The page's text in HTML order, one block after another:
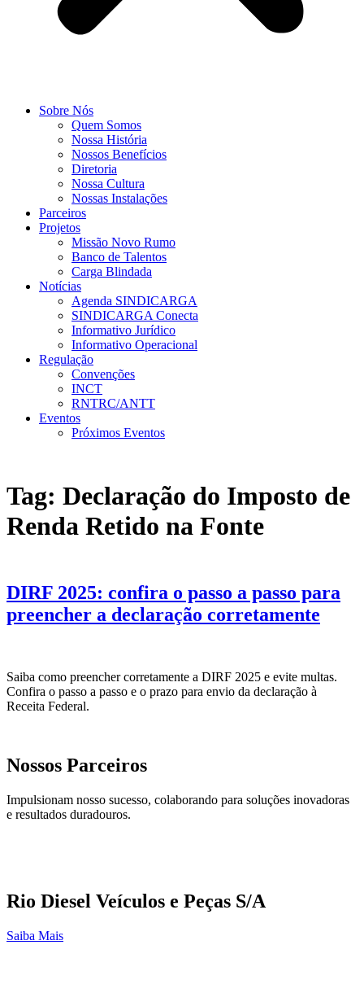
Sobre Nós
Quem Somos
Nossa História
Nossos Benefícios
Diretoria
Nossa Cultura
Nossas Instalações
Parceiros
Projetos
Missão Novo Rumo
Banco de Talentos
Carga Blindada
Notícias
Agenda SINDICARGA
SINDICARGA Conecta
Informativo Jurídico
Informativo Operacional
Regulação
Convenções
INCT
RNTRC/ANTT
Eventos
Próximos Eventos
Tag: Declaração do Imposto de
Renda Retido na Fonte
DIRF 2025: confira o passo a passo para
preencher a declaração corretamente
Saiba como preencher corretamente a DIRF 2025 e evite multas.
Confira o passo a passo e o prazo para envio da declaração à
Receita Federal.
Nossos Parceiros
Impulsionam nosso sucesso, colaborando para soluções inovadoras
e resultados duradouros.
Rio Diesel Veículos e Peças S/A
Saiba Mais